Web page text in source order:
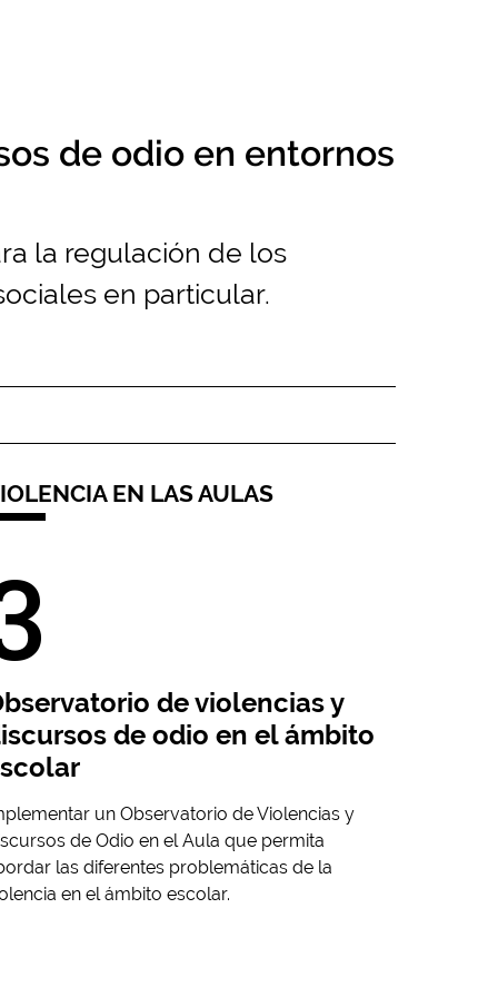
de odio en entornos
la regulación de los
en particular.
EN LAS AULAS
de violencias y
de odio en el ámbito
un Observatorio de Violencias y
de Odio en el Aula que permita
las diferentes problemáticas de la
en el ámbito escolar.